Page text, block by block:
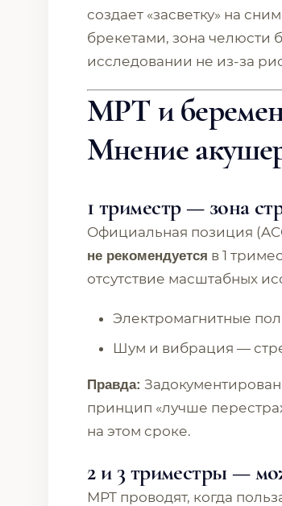
создает «засветку» на
брекетами, зона челюсти
исследовании не из-за
МРТ и
Мнение
1 триместр — зона
Официальная позиция
не рекомендуется в 1
отсутствие масштабных
Электромагнитные
Шум и вибрация —
Правда:
принцип «лучше
на этом сроке.
2 и 3 триместры —
МРТ проводят, когда